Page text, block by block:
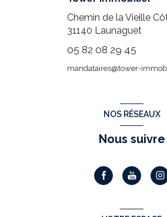
Chemin de la Vieille
31140 Launaguet
05 82 08 29 45
mandataires@tower-
NOS RÉSEAUX
Nous suivre